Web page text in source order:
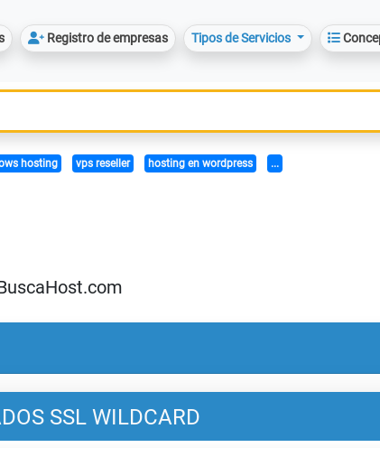
Registro de empresas Tipos de Servicios
hosting vps reseller hosting en wordpress ...
SSL WILDCARD